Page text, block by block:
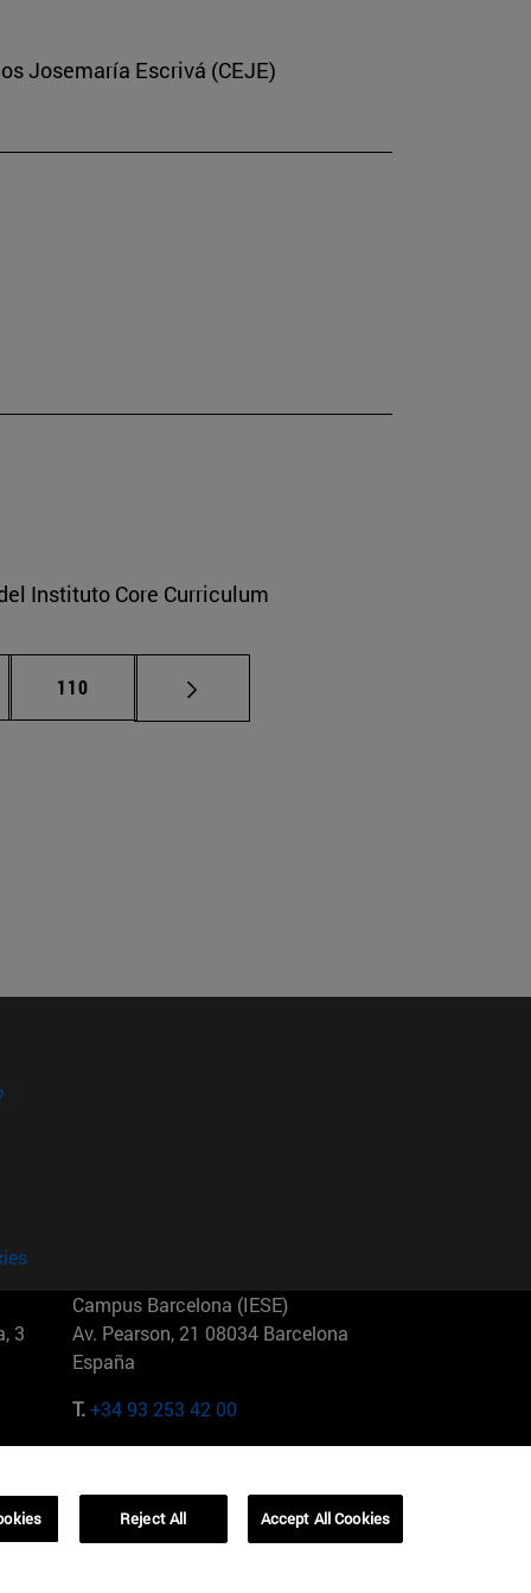
Josemaría Escrivá (CEJE)
Instituto Core Curriculum
intermedias Use TAB para desplazarse.
Página
110
3
Campus Barcelona (IESE)
Av. Pearson, 21 08034 Barcelona
España
T.+34 93 253 42 00
01321001 Bela Vista Brasil
Reject All Accept All Cookies